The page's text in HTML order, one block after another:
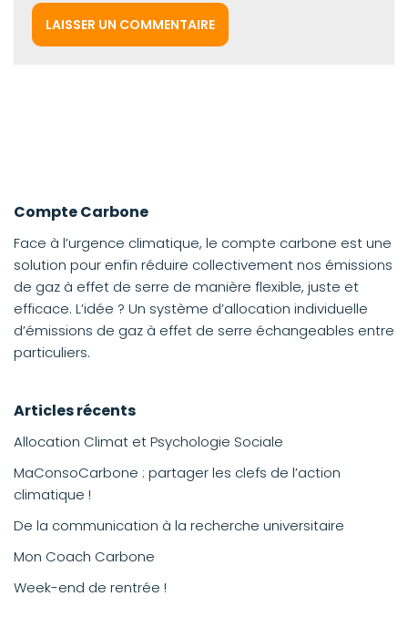
Compte Carbone
Face à l’urgence climatique, le compte carbone est une
solution pour enfin réduire collectivement nos émissions
de gaz à effet de serre de manière flexible, juste et
efficace. L’idée ? Un système d’allocation individuelle
d’émissions de gaz à effet de serre échangeables entre
particuliers.
Articles récents
Allocation Climat et Psychologie Sociale
MaConsoCarbone : partager les clefs de l’action
climatique !
De la communication à la recherche universitaire
Mon Coach Carbone
Week-end de rentrée !